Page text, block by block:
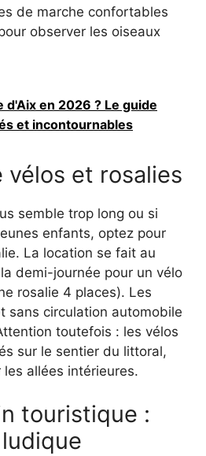
de marche confortables
observer les oiseaux
d'Aix en 2026 ? Le guide
et incontournables
vélos et rosalies
semble trop long ou si
enfants, optez pour
La location se fait au
demi-journée pour un vélo
rosalie 4 places). Les
sans circulation automobile
toutefois : les vélos
sur le sentier du littoral,
allées intérieures.
touristique :